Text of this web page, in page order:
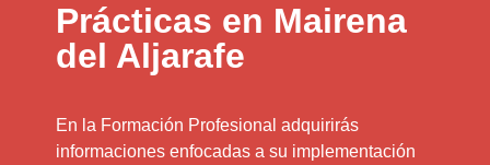
Prácticas en Mairena
del Aljarafe
En la Formación Profesional adquirirás
informaciones enfocadas a su implementación